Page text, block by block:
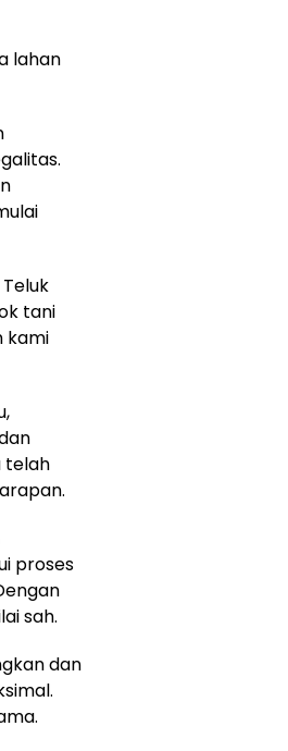
lahan
tani
kami
telah
proses
sah.
dan